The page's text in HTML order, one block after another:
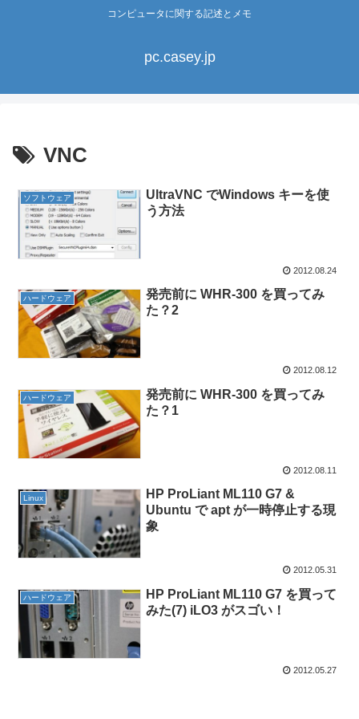
コンピュータに関する記述とメモ
pc.casey.jp
VNC
ソフトウェア
UltraVNC でWindows キーを使
う方法
2012.08.24
ハードウェア
発売前に WHR-300 を買ってみ
た？2
2012.08.12
ハードウェア
発売前に WHR-300 を買ってみ
た？1
2012.08.11
Linux
HP ProLiant ML110 G7 &
Ubuntu で apt が一時停止する現
象
2012.05.31
ハードウェア
HP ProLiant ML110 G7 を買って
みた(7) iLO3 がスゴい！
2012.05.27